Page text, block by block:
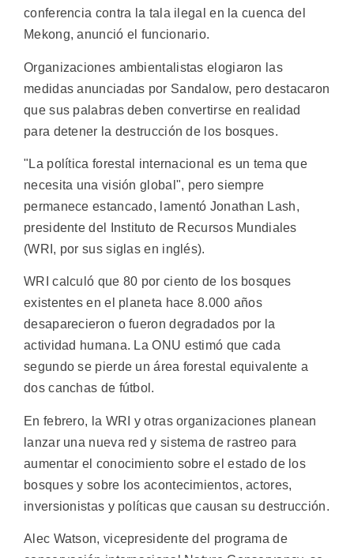
conferencia contra la tala ilegal en la cuenca del
Mekong, anunció el funcionario.
Organizaciones ambientalistas elogiaron las
medidas anunciadas por Sandalow, pero destacaron
que sus palabras deben convertirse en realidad
para detener la destrucción de los bosques.
"La política forestal internacional es un tema que
necesita una visión global", pero siempre
permanece estancado, lamentó Jonathan Lash,
presidente del Instituto de Recursos Mundiales
(WRI, por sus siglas en inglés).
WRI calculó que 80 por ciento de los bosques
existentes en el planeta hace 8.000 años
desaparecieron o fueron degradados por la
actividad humana. La ONU estimó que cada
segundo se pierde un área forestal equivalente a
dos canchas de fútbol.
En febrero, la WRI y otras organizaciones planean
lanzar una nueva red y sistema de rastreo para
aumentar el conocimiento sobre el estado de los
bosques y sobre los acontecimientos, actores,
inversionistas y políticas que causan su destrucción.
Alec Watson, vicepresidente del programa de